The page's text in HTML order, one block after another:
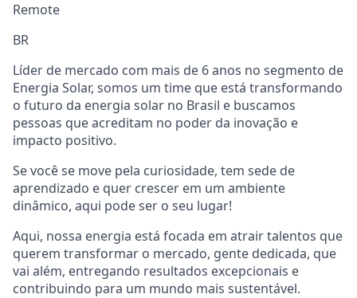
Remote
BR
Líder de mercado com mais de 6 anos no segmento de
Energia Solar, somos um time que está transformando
o futuro da energia solar no Brasil e buscamos
pessoas que acreditam no poder da inovação e
impacto positivo.
Se você se move pela curiosidade, tem sede de
aprendizado e quer crescer em um ambiente
dinâmico, aqui pode ser o seu lugar!
Aqui, nossa energia está focada em atrair talentos que
querem transformar o mercado, gente dedicada, que
vai além, entregando resultados excepcionais e
contribuindo para um mundo mais sustentável.